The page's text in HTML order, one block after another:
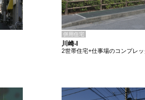
併用住宅
川崎-I
2世帯住宅+仕事場のコンプレッ